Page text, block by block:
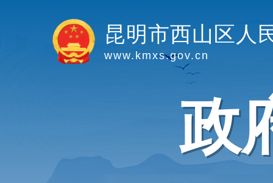
昆明市西山区人
www.kmxs.gov.cn
政